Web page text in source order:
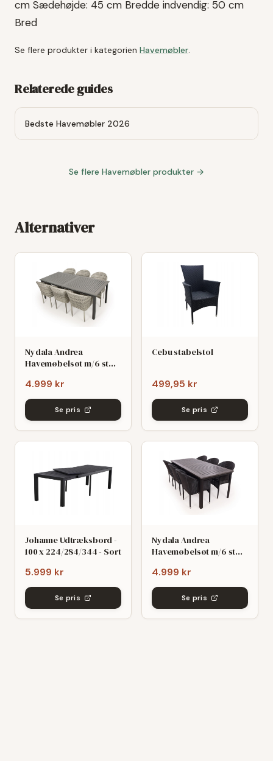
cm Sædehøjde: 45 cm Bredde indvendig: 50 cm
Bred
Se flere produkter i kategorien Havemøbler.
Relaterede guides
Bedste Havemøbler 2026
Se flere Havemøbler produkter →
Alternativer
Nydala Andrea
Havemøbelsøt m/6 stole
grø
4.999 kr
Se pris
Cebu stabelstol
499,95 kr
Se pris
Johanne Udtræksbord -
100 x 224/284/344 - Sort
5.999 kr
Se pris
Nydala Andrea
Havemøbelsøt m/6 stole
grø/Sort
4.999 kr
Se pris